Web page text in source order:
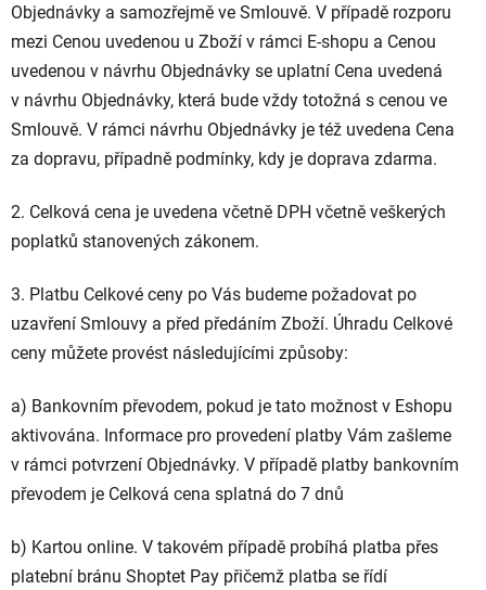
Objednávky a samozřejmě ve Smlouvě. V případě rozporu
mezi Cenou uvedenou u Zboží v rámci E-shopu a Cenou
uvedenou v návrhu Objednávky se uplatní Cena uvedená
v návrhu Objednávky, která bude vždy totožná s cenou ve
Smlouvě. V rámci návrhu Objednávky je též uvedena Cena
za dopravu, případně podmínky, kdy je doprava zdarma.
2. Celková cena je uvedena včetně DPH včetně veškerých
poplatků stanovených zákonem.
3. Platbu Celkové ceny po Vás budeme požadovat po
uzavření Smlouvy a před předáním Zboží. Úhradu Celkové
ceny můžete provést následujícími způsoby:
a) Bankovním převodem, pokud je tato možnost v Eshopu
aktivována. Informace pro provedení platby Vám zašleme
v rámci potvrzení Objednávky. V případě platby bankovním
převodem je Celková cena splatná do 7 dnů
b) Kartou online. V takovém případě probíhá platba přes
platební bránu Shoptet Pay přičemž platba se řídí